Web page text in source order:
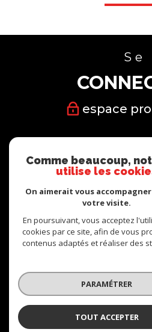
Se
espace
© 2026 | Tous droits réservés |
Plan du site
Cookies
Comme beaucoup,
utilise les
On aimerait vous
votre visite.
En poursuivant, vous acceptez
cookies par ce site, afin de vous
contenus adaptés et réaliser des
PARAMÉTRER
TOUT ACCEPTER